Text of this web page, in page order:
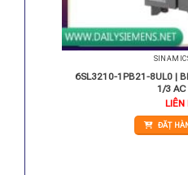
6SL3210-1PB21-8UL0 |
1/3 AC
LIÊN
ĐẶT